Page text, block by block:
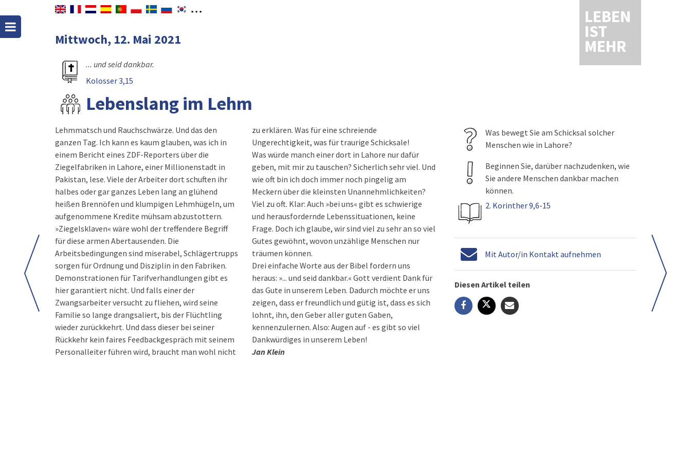
LEBEN
IST
MEHR
Mittwoch, 12. Mai 2021
... und seid dankbar.
Kolosser 3,15
Lebenslang im Lehm
Lehmmatsch und Rauchschwärze. Und das den
ganzen Tag. Ich kann es kaum glauben, was ich in
einem Bericht eines ZDF-Reporters über die
Ziegelfabriken in Lahore, einer Millionenstadt in
Pakistan, lese. Viele der Arbeiter dort schuften ihr
halbes oder gar ganzes Leben lang an glühend
heißen Brennöfen und klumpigen Lehmhügeln, um
aufgenommene Kredite mühsam abzustottern.
»Ziegelsklaven« wäre wohl der treffendere Begriff
für diese armen Abertausenden. Die
Arbeitsbedingungen sind miserabel, Schlägertrupps
sorgen für Ordnung und Disziplin in den Fabriken.
Demonstrationen für Tarifverhandlungen gibt es
hier garantiert nicht. Und falls einer der
Zwangsarbeiter versucht zu fliehen, wird seine
Familie so lange drangsaliert, bis der Flüchtling
wieder zurückkehrt. Und dass dieser bei seiner
Rückkehr kein faires Feedbackgespräch mit seinem
Personalleiter führen wird, braucht man wohl nicht
zu erklären. Was für eine schreiende
Ungerechtigkeit, was für traurige Schicksale!
Was würde manch einer dort in Lahore nur dafür
geben, mit mir zu tauschen? Sicherlich sehr viel. Und
wie oft bin ich doch immer noch pingelig am
Meckern über die kleinsten Unannehmlichkeiten?
Viel zu oft. Klar: Auch »bei uns« gibt es schwierige
und herausfordernde Lebenssituationen, keine
Frage. Doch ich glaube, wir sind viel zu sehr an so viel
Gutes gewöhnt, wovon unzählige Menschen nur
träumen können.
Drei einfache Worte aus der Bibel fordern uns
heraus: »... und seid dankbar.« Gott verdient Dank für
das Gute in unserem Leben. Dadurch möchte er uns
zeigen, dass er freundlich und gütig ist, dass es sich
lohnt, ihn, den Geber aller guten Gaben,
kennenzulernen. Also: Augen auf - es gibt so viel
Dankwürdiges in unserem Leben!
Jan Klein
Was bewegt Sie am Schicksal solcher
Menschen wie in Lahore?
Beginnen Sie, darüber nachzudenken, wie
Sie andere Menschen dankbar machen
können.
2. Korinther 9,6-15
Mit Autor/in Kontakt aufnehmen
Diesen Artikel teilen